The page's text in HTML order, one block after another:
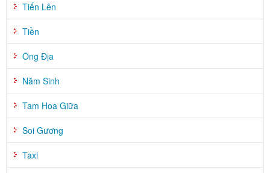
Tiến Lên
Tiền
Ông Địa
Năm Sinh
Tam Hoa Giữa
Soi Gương
Taxi